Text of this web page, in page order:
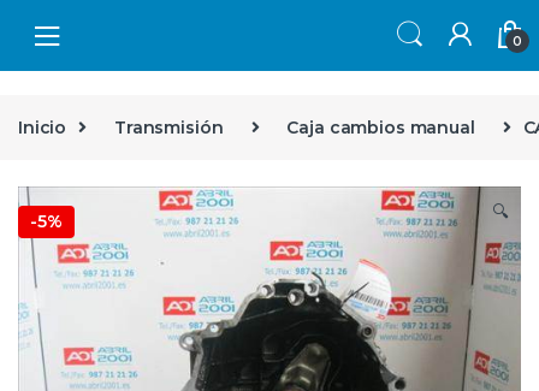
0
Inicio Transmisión Caja cambios manual
-5% 🔍